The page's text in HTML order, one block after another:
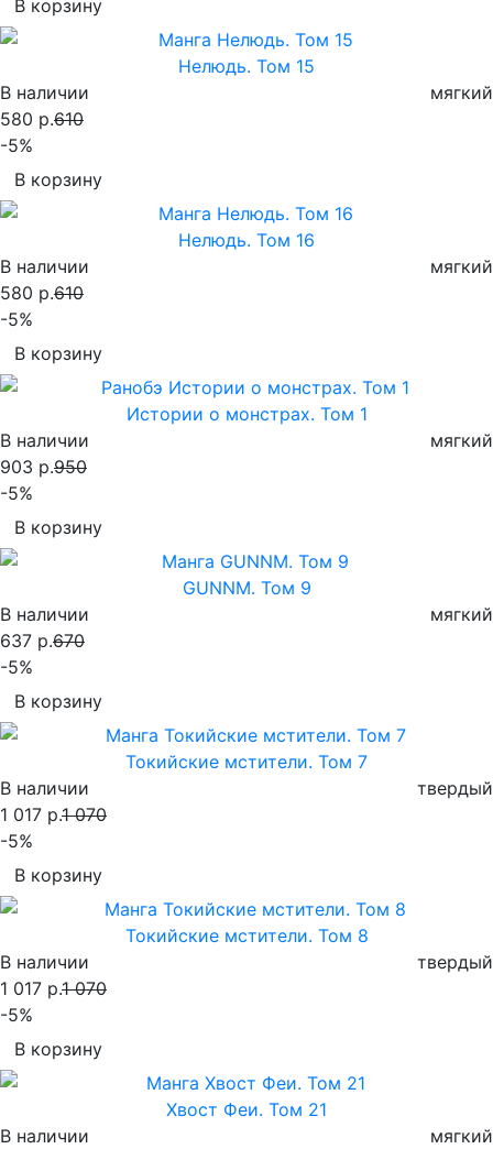
В корзину
Нелюдь. Том 15
В наличии
мягкий
580 р.610
-5%
В корзину
Нелюдь. Том 16
В наличии
мягкий
580 р.610
-5%
В корзину
Истории о монстрах. Том 1
В наличии
мягкий
903 р.950
-5%
В корзину
GUNNM. Том 9
В наличии
мягкий
637 р.670
-5%
В корзину
Токийские мстители. Том 7
В наличии
твердый
1 017 р.1 070
-5%
В корзину
Токийские мстители. Том 8
В наличии
твердый
1 017 р.1 070
-5%
В корзину
Хвост Феи. Том 21
В наличии
мягкий